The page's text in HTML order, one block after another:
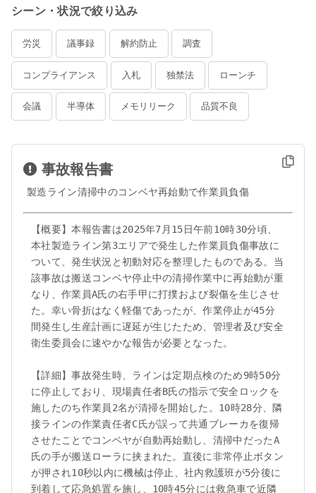
シーン・状況で絞り込み
労災 議事録 解約防止 調査
コンプライアンス 入札 独禁法 ローンチ
会議 半導体 メモリリーク 品質不良
SaaS システム障害
ヒヤリハット 安全衛生 書庫 リモート
SLA 日報 クレーム 初期不良 顧客対応
EC プロジェクト 進捗 提案
事故報告書
製造ライン清掃中のコンベヤ再始動で作業員負傷
【概要】本報告書は2025年7月15日午前10時30分頃、
本社製造ライン第3エリアで発生した作業員負傷事故に
ついて、発生状況と初動対応を整理したものである。当
該事故は搬送コンベヤ停止中の清掃作業中に再始動が重
なり、作業員A氏の右手甲に打撲および裂傷を生じさせ
た。幸い骨折はなく軽傷であったが、作業停止が45分
間発生し生産計画に遅延が生じたため、管理者及び安全
衛生委員会に速やかな報告が必要となった。
【詳細】事故発生時、ラインは定期点検のため9時50分
に停止しており、現場責任者B氏の指示で安全ロックを
施したのち作業員2名が清掃を開始した。10時28分、隣
接ラインの作業責任者C氏が誤って共通ブレーカを復帰
させたことでコンベヤが自動再始動し、清掃中だったA
氏の手が搬送ローラに挟まれた。直後に非常停止ボタン
が押され10秒以内に機械は停止、社内救護班が5分後に
到着して応急処置を施し、10時45分には救急車で近隣